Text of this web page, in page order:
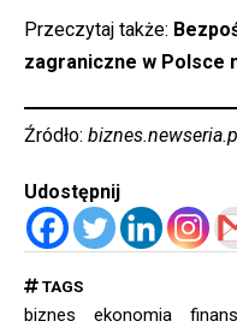
Przeczytaj także:
zagraniczne w Polsce
Źródło:
Udostępnij
TAGS
biznes ekonomia